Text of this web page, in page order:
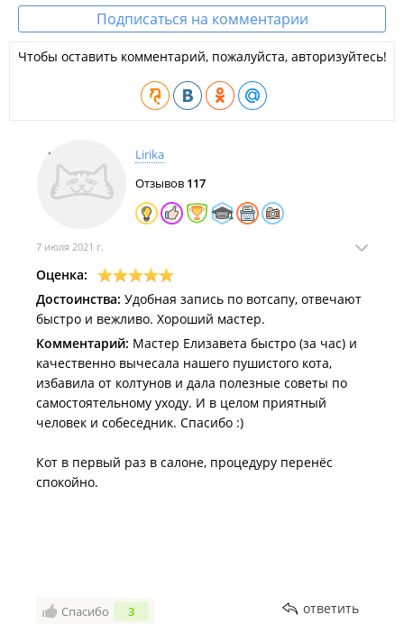
Подписаться на комментарии
Чтобы оставить комментарий, пожалуйста, авторизуйтесь!
Lirika
Отзывов 117
7 июля 2021 г.
Оценка:
Достоинства: Удобная запись по вотсапу, отвечают
быстро и вежливо. Хороший мастер.
Комментарий: Мастер Елизавета быстро (за час) и
качественно вычесала нашего пушистого кота,
избавила от колтунов и дала полезные советы по
самостоятельному уходу. И в целом приятный
человек и собеседник. Спасибо :)
Кот в первый раз в салоне, процедуру перенёс
спокойно.
Спасибо 3 ответить